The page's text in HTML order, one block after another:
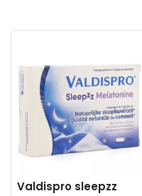
Valdispro sleepzz